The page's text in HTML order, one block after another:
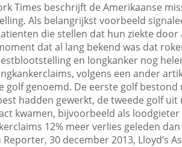
Times beschrijft de Amerikaanse
Als belangrijkst voorbeeld
die stellen dat hun ziekte
dat al lang bekend was dat
en longkanker nog
volgens een ander
golf genoemd. De eerste golf
hadden gewerkt, de tweede golf
kwamen, bijvoorbeeld als
12% meer verlies geleden
30 december 2013, Lloyd’s